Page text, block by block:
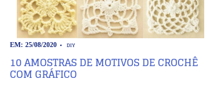
EM: 25/08/2020 DIY
10 AMOSTRAS DE MOTIVOS DE CROCHÊ
COM GRÁFICO